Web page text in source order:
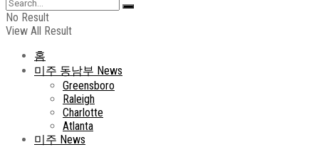
No Result
View All Result
홈
미주 동남부 News
Greensboro
Raleigh
Charlotte
Atlanta
미주 News